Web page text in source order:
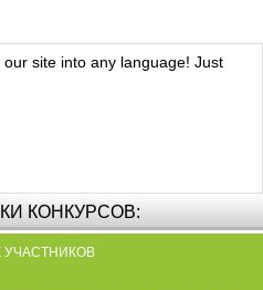
site into any language! Just
КОНКУРСОВ: